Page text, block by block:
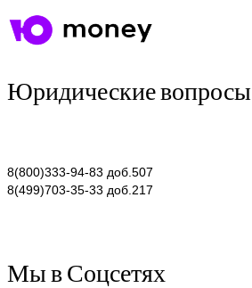
Юридические вопросы
8(800)333-94-83 доб.507
8(499)703-35-33 доб.217
Мы в Соцсетях